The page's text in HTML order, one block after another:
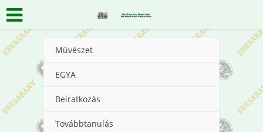
Művészet
EGYA
Beiratkozás
Továbbtanulás